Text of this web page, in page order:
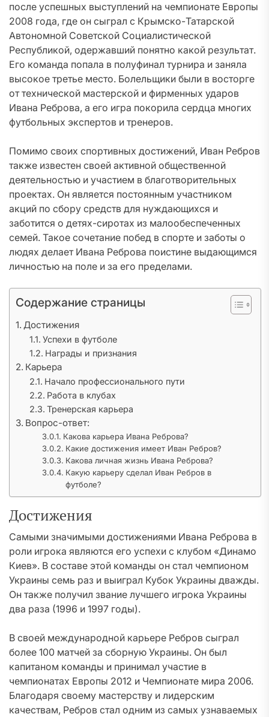
после успешных выступлений на чемпионате Европы
2008 года, где он сыграл с Крымско-Татарской
Автономной Советской Социалистической
Республикой, одержавший понятно какой результат.
Его команда попала в полуфинал турнира и заняла
высокое третье место. Болельщики были в восторге
от технической мастерской и фирменных ударов
Ивана Реброва, а его игра покорила сердца многих
футбольных экспертов и тренеров.
Помимо своих спортивных достижений, Иван Ребров
также известен своей активной общественной
деятельностью и участием в благотворительных
проектах. Он является постоянным участником
акций по сбору средств для нуждающихся и
заботится о детях-сиротах из малообеспеченных
семей. Такое сочетание побед в спорте и заботы о
людях делает Ивана Реброва поистине выдающимся
личностью на поле и за его пределами.
Содержание страницы
Достижения
Успехи в футболе
Награды и признания
Карьера
Начало профессионального пути
Работа в клубах
Тренерская карьера
Вопрос-ответ:
Какова карьера Ивана Реброва?
Какие достижения имеет Иван Ребров?
Какова личная жизнь Ивана Реброва?
Какую карьеру сделал Иван Ребров в
футболе?
Достижения
Самыми значимыми достижениями Ивана Реброва в
роли игрока являются его успехи с клубом «Динамо
Киев». В составе этой команды он стал чемпионом
Украины семь раз и выиграл Кубок Украины дважды.
Он также получил звание лучшего игрока Украины
два раза (1996 и 1997 годы).
В своей международной карьере Ребров сыграл
более 100 матчей за сборную Украины. Он был
капитаном команды и принимал участие в
чемпионатах Европы 2012 и Чемпионате мира 2006.
Благодаря своему мастерству и лидерским
качествам, Ребров стал одним из самых узнаваемых